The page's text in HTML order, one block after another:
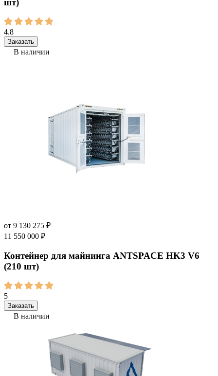
шт)
4.8
Заказать
В наличии
от 9 130 275 ₽
11 550 000 ₽
Контейнер для майнинга ANTSPACE HK3 V6
(210 шт)
5
Заказать
В наличии